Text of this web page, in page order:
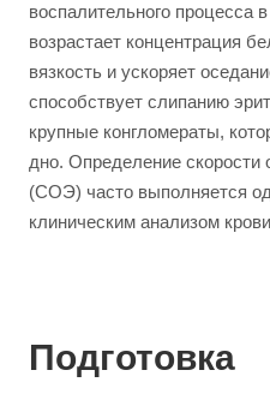
воспалительного процесса
возрастает концентрация
вязкость и ускоряет
способствует слипанию
крупные конгломераты,
дно. Определение скорости
(СОЭ) часто выполняется
клиническим анализом
Подготовка